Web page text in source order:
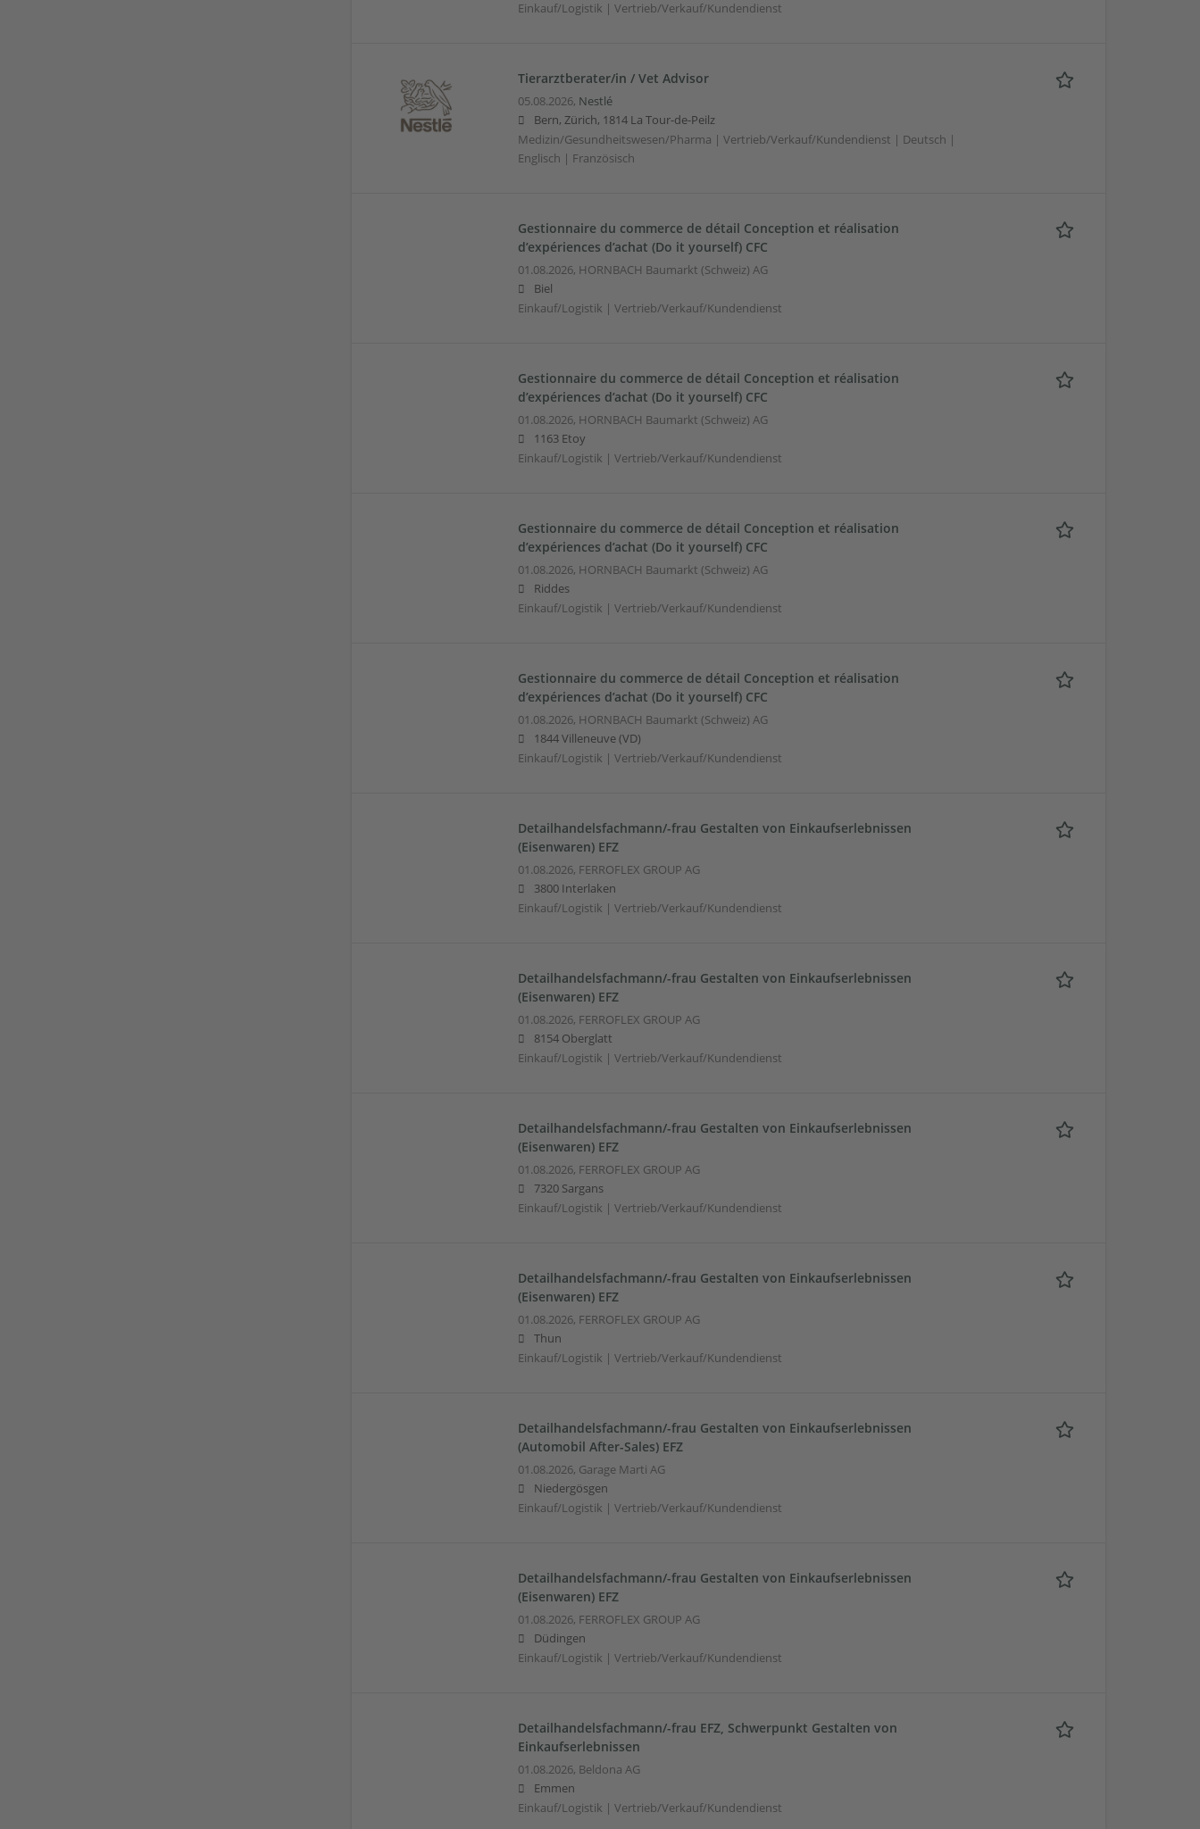
Einkauf/Logistik | Vertrieb/Verkauf/Kundendienst
Tierarztberater/in / Vet Advisor
05.08.2026, Nestlé
Bern, Zürich, 1814 La Tour-de-Peilz
Medizin/Gesundheitswesen/Pharma | Vertrieb/Verkauf/Kundendienst | Deutsch |
Englisch | Französisch
Gestionnaire du commerce de détail Conception et réalisation
d’expériences d’achat (Do it yourself) CFC
01.08.2026, HORNBACH Baumarkt (Schweiz) AG
Biel
Einkauf/Logistik | Vertrieb/Verkauf/Kundendienst
Gestionnaire du commerce de détail Conception et réalisation
d’expériences d’achat (Do it yourself) CFC
01.08.2026, HORNBACH Baumarkt (Schweiz) AG
1163 Etoy
Einkauf/Logistik | Vertrieb/Verkauf/Kundendienst
Gestionnaire du commerce de détail Conception et réalisation
d’expériences d’achat (Do it yourself) CFC
01.08.2026, HORNBACH Baumarkt (Schweiz) AG
Riddes
Einkauf/Logistik | Vertrieb/Verkauf/Kundendienst
Gestionnaire du commerce de détail Conception et réalisation
d’expériences d’achat (Do it yourself) CFC
01.08.2026, HORNBACH Baumarkt (Schweiz) AG
1844 Villeneuve (VD)
Einkauf/Logistik | Vertrieb/Verkauf/Kundendienst
Detailhandelsfachmann/-frau Gestalten von Einkaufserlebnissen
(Eisenwaren) EFZ
01.08.2026, FERROFLEX GROUP AG
3800 Interlaken
Einkauf/Logistik | Vertrieb/Verkauf/Kundendienst
Detailhandelsfachmann/-frau Gestalten von Einkaufserlebnissen
(Eisenwaren) EFZ
01.08.2026, FERROFLEX GROUP AG
8154 Oberglatt
Einkauf/Logistik | Vertrieb/Verkauf/Kundendienst
Detailhandelsfachmann/-frau Gestalten von Einkaufserlebnissen
(Eisenwaren) EFZ
01.08.2026, FERROFLEX GROUP AG
7320 Sargans
Einkauf/Logistik | Vertrieb/Verkauf/Kundendienst
Detailhandelsfachmann/-frau Gestalten von Einkaufserlebnissen
(Eisenwaren) EFZ
01.08.2026, FERROFLEX GROUP AG
Thun
Einkauf/Logistik | Vertrieb/Verkauf/Kundendienst
Detailhandelsfachmann/-frau Gestalten von Einkaufserlebnissen
(Automobil After-Sales) EFZ
01.08.2026, Garage Marti AG
Niedergösgen
Einkauf/Logistik | Vertrieb/Verkauf/Kundendienst
Detailhandelsfachmann/-frau Gestalten von Einkaufserlebnissen
(Eisenwaren) EFZ
01.08.2026, FERROFLEX GROUP AG
Düdingen
Einkauf/Logistik | Vertrieb/Verkauf/Kundendienst
Detailhandelsfachmann/-frau EFZ, Schwerpunkt Gestalten von
Einkaufserlebnissen
01.08.2026, Beldona AG
Emmen
Einkauf/Logistik | Vertrieb/Verkauf/Kundendienst